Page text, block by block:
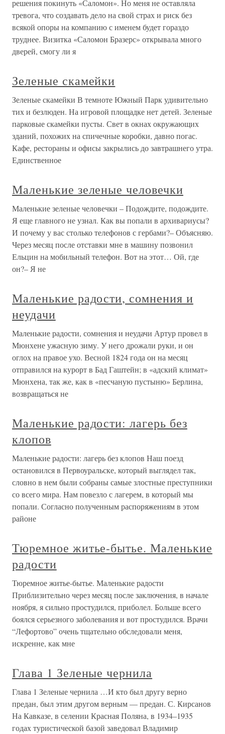
решения покинуть «Саломон». Но меня не оставляла
тревога, что создавать дело на свой страх и риск без
всякой опоры на компанию с именем будет гораздо
труднее. Визитка «Саломон Бразерс» открывала много
дверей, смогу ли я
Зеленые скамейки
Зеленые скамейки В темноте Южный Парк удивительно
тих и безлюден. На игровой площадке нет детей. Зеленые
парковые скамейки пусты. Свет в окнах окружающих
зданий, похожих на спичечные коробки, давно погас.
Кафе, рестораны и офисы закрылись до завтрашнего утра.
Единственное
Маленькие зеленые человечки
Маленькие зеленые человечки – Подождите, подождите.
Я еще главного не узнал. Как вы попали в архивариусы?
И почему у вас столько телефонов с гербами?– Объясняю.
Через месяц после отставки мне в машину позвонил
Ельцин на мобильный телефон. Вот на этот… Ой, где
он?– Я не
Маленькие радости, сомнения и
неудачи
Маленькие радости, сомнения и неудачи Артур провел в
Мюнхене ужасную зиму. У него дрожали руки, и он
оглох на правое ухо. Весной 1824 года он на месяц
отправился на курорт в Бад Гаштейн; в «адский климат»
Мюнхена, так же, как в «песчаную пустыню» Берлина,
возвращаться не
Маленькие радости: лагерь без
клопов
Маленькие радости: лагерь без клопов Наш поезд
остановился в Первоуральске, который выглядел так,
словно в нем были собраны самые злостные преступники
со всего мира. Нам повезло с лагерем, в который мы
попали. Согласно полученным распоряжениям в этом
районе
Тюремное житье-бытье. Маленькие
радости
Тюремное житье-бытье. Маленькие радости
Приблизительно через месяц после заключения, в начале
ноября, я сильно простудился, приболел. Больше всего
боялся серьезного заболевания и вот простудился. Врачи
“Лефортово” очень тщательно обследовали меня,
искренне, как мне
Глава 1 Зеленые чернила
Глава 1 Зеленые чернила …И кто был другу верно
предан, был этим другом верным — предан. С. Кирсанов
На Кавказе, в селении Красная Поляна, в 1934–1935
годах туристической базой заведовал Владимир